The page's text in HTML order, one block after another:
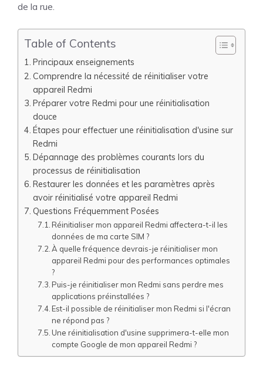
de la rue.
Table of Contents
Principaux enseignements
Comprendre la nécessité de réinitialiser votre
appareil Redmi
Préparer votre Redmi pour une réinitialisation
douce
Étapes pour effectuer une réinitialisation d'usine sur
Redmi
Dépannage des problèmes courants lors du
processus de réinitialisation
Restaurer les données et les paramètres après
avoir réinitialisé votre appareil Redmi
Questions Fréquemment Posées
Réinitialiser mon appareil Redmi affectera-t-il les
données de ma carte SIM ?
À quelle fréquence devrais-je réinitialiser mon
appareil Redmi pour des performances optimales
?
Puis-je réinitialiser mon Redmi sans perdre mes
applications préinstallées ?
Est-il possible de réinitialiser mon Redmi si l'écran
ne répond pas ?
Une réinitialisation d'usine supprimera-t-elle mon
compte Google de mon appareil Redmi ?